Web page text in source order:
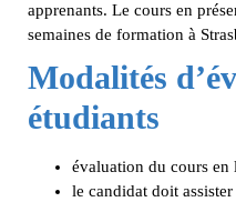
apprenants. Le cours en
semaines de formation à
Modalités
étudiants
évaluation du cours
le candidat doit